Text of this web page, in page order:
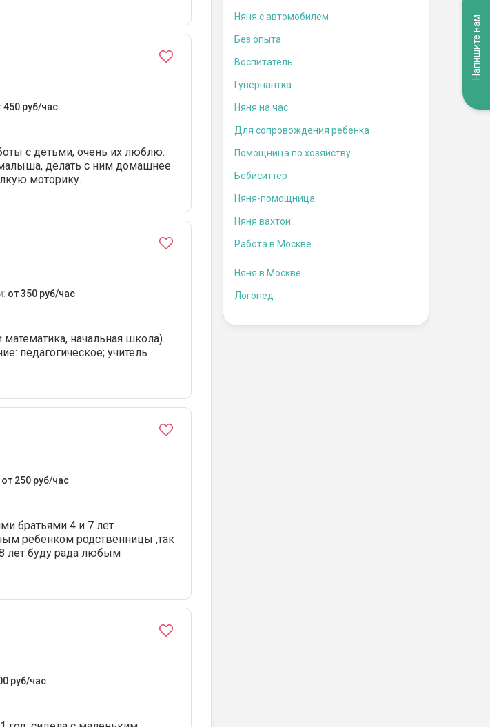
450 руб/час
с детьми, очень их люблю.
делать с ним домашнее
моторику.
от 350 руб/час
начальная школа).
педагогическое; учитель
от 250 руб/час
братьями 4 и 7 лет.
ребенком родственницы ,так
лет буду рада любым
руб/час
Няня с автомобилем
Без опыта
Воспитатель
Гувернантка
Няня на час
Для сопровождения ребенка
Помощница по хозяйству
Бебиситтер
Няня-помощница
Няня вахтой
Работа в Москве
Няня в Москве
Логопед
Напишите нам